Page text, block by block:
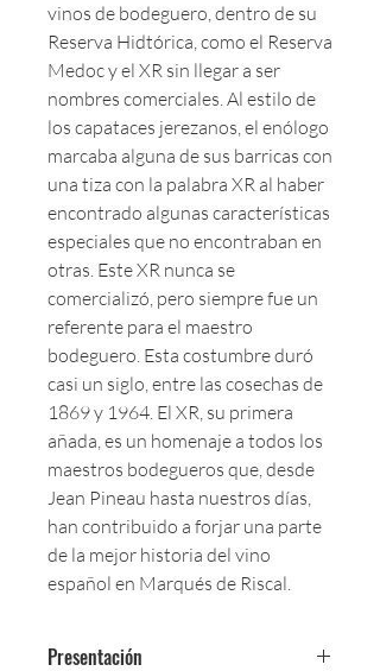
vinos de bodeguero, dentro de su
Reserva Hidtórica, como el Reserva
Medoc y el XR sin llegar a ser
nombres comerciales. Al estilo de
los capataces jerezanos, el enólogo
marcaba alguna de sus barricas con
una tiza con la palabra XR al haber
encontrado algunas características
especiales que no encontraban en
otras. Este XR nunca se
comercializó, pero siempre fue un
referente para el maestro
bodeguero. Esta costumbre duró
casi un siglo, entre las cosechas de
1869 y 1964. El XR, su primera
añada, es un homenaje a todos los
maestros bodegueros que, desde
Jean Pineau hasta nuestros días,
han contribuido a forjar una parte
de la mejor historia del vino
español en Marqués de Riscal.
Presentación